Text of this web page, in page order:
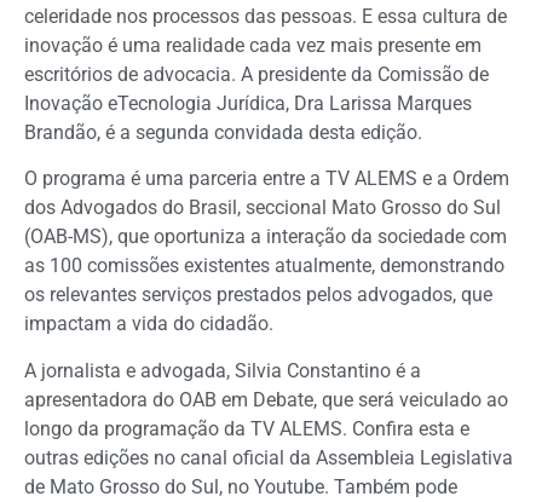
celeridade nos processos das pessoas. E essa cultura de
inovação é uma realidade cada vez mais presente em
escritórios de advocacia. A presidente da Comissão de
Inovação eTecnologia Jurídica, Dra Larissa Marques
Brandão, é a segunda convidada desta edição.
O programa é uma parceria entre a TV ALEMS e a Ordem
dos Advogados do Brasil, seccional Mato Grosso do Sul
(OAB-MS), que oportuniza a interação da sociedade com
as 100 comissões existentes atualmente, demonstrando
os relevantes serviços prestados pelos advogados, que
impactam a vida do cidadão.
A jornalista e advogada, Silvia Constantino é a
apresentadora do OAB em Debate, que será veiculado ao
longo da programação da TV ALEMS. Confira esta e
outras edições no canal oficial da Assembleia Legislativa
de Mato Grosso do Sul, no Youtube. Também pode